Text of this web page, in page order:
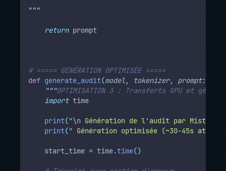
"""
return prompt
# ===== GÉNÉRATION OPTIMISÉE =====
def generate_audit(model, tokenizer, prompt:
"""OPTIMISATION 3 : Transferts GPU et
import time
print("\n Génération de l'audit par
print(" Génération optimisée (~30-45s
    start_time
= time.time()